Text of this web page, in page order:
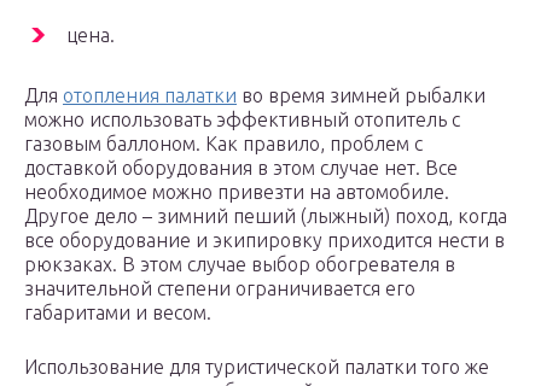
цена.
Для отопления палатки во время зимней рыбалки
можно использовать эффективный отопитель с
газовым баллоном. Как правило, проблем с
доставкой оборудования в этом случае нет. Все
необходимое можно привезти на автомобиле.
Другое дело – зимний пеший (лыжный) поход, когда
все оборудование и экипировку приходится нести в
рюкзаках. В этом случае выбор обогревателя в
значительной степени ограничивается его
габаритами и весом.
Использование для туристической палатки того же